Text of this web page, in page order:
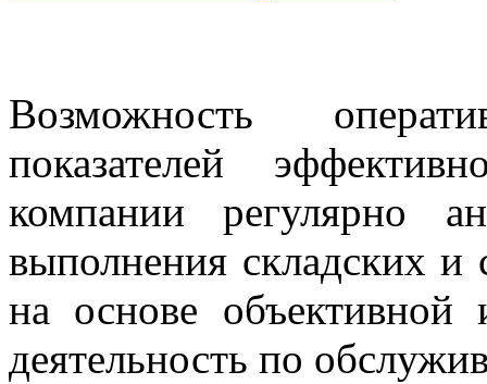
Возможность
показателей
компании регулярно
выполнения складских и
на основе объективной
деятельность по